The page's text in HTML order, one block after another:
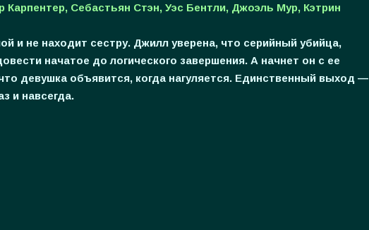
Себастьян Стэн, Уэс Бентли, Джоэль Мур, Кэтрин
и не находит сестру. Джилл уверена, что серийный убийца,
начатое до логического завершения. А начнет он с ее
девушка объявится, когда нагуляется. Единственный выход —
и навсегда.